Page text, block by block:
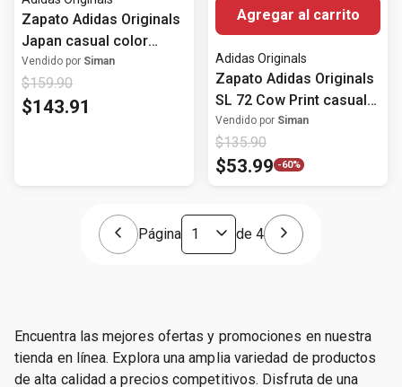
Zapato Adidas Originals
Japan casual color
blanco/gris para mujer
Vendido por Siman
$159.90
$143.91
Agregar al carrito
Adidas Originals
Zapato Adidas Originals
SL 72 Cow Print casual
multicolor para mujer
Vendido por Siman
$135.90
$53.99 -60%
Página de 4
Encuentra las mejores ofertas y promociones en nuestra
tienda en línea. Explora una amplia variedad de productos
de alta calidad a precios competitivos. Disfruta de una